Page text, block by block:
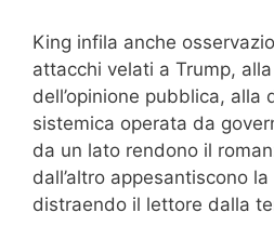
King infila anche
attacchi velati a Trump,
dell’opinione pubblica, alla
sistemica operata da
da un lato rendono il
dall’altro appesantiscono
distraendo il lettore dalla